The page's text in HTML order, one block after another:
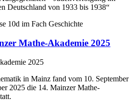
10d im Fach Geschichte
Mathe-Akademie 2025
in Mainz fand vom 10. September
2025 die 14. Mainzer Mathe-